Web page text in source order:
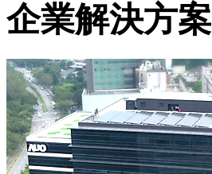
企業解決方案